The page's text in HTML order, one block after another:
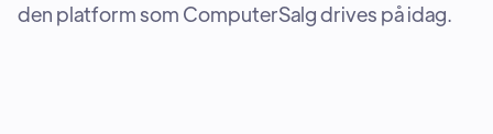
den platform som ComputerSalg drives på idag.